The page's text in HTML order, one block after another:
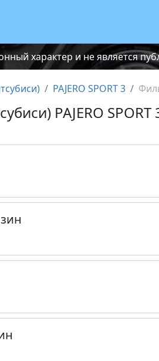
характер и не является
PAJERO SPORT 3
PAJERO SPORT